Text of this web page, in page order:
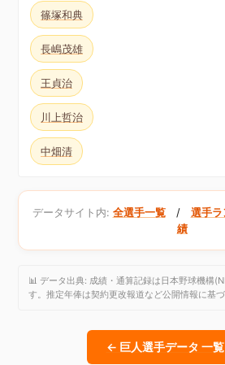
篠塚和典
長嶋茂雄
王貞治
川上哲治
中畑清
データサイト内: 全選手一覧/ 選手ラ
績
📊 データ出典: 成績・通算記録は日本野球機構
す。推定年俸は契約更改報道など公開情報に基づ
← 巨人選手データ 一